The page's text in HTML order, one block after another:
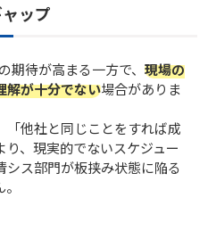
ップ
待が高まる一方で、 現場の
解が十分でない場合がありま
「他社と同じことをすれば成
、現実的でないスケジュー
ス部門が板挟み状態に陥る